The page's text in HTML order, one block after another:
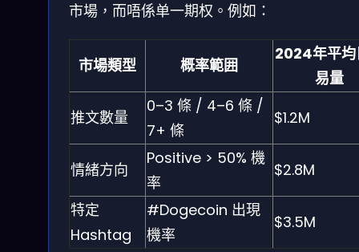
市場，而唔係单一期权。例如：
市場類型 概率範囲
2024年平均
易量
推文數量
0–3 條 / 4–6 條 /
7+ 條
$1.2M
情緒方向
Positive > 50% 機
率
$2.8M
特定
Hashtag
#Dogecoin 出現
機率
$3.5M